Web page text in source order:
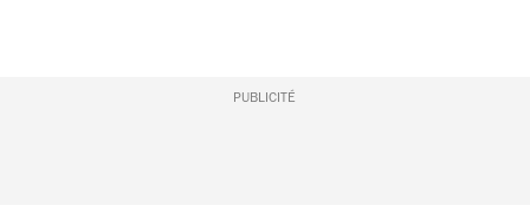
PUBLICITÉ